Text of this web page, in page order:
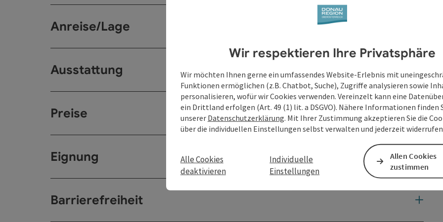
Anreise/Lage
Ausstattung
Preise
Eignung
Barrierefreiheit
Wir respektieren Ihre Privatsphäre
Wir möchten Ihnen gerne ein umfassendes Website-Erlebnis mit
Funktionen ermöglichen (z.B. Chatbot, Suche), Zugriffe analysieren sowie
personalisieren, wofür wir Cookies verwenden. Vereinzelt kann eine
ein Drittland erfolgen (Art. 49 (1) lit. a DSGVO). Nähere Informationen finden
unserer Datenschutzerklärung. Mit Ihrer Zustimmung akzeptieren Sie die
über die individuellen Einstellungen selbst verwalten und jederzeit
Alle Cookies
deaktivieren
Individuelle
Einstellungen
Allen Cookies
zustimmen